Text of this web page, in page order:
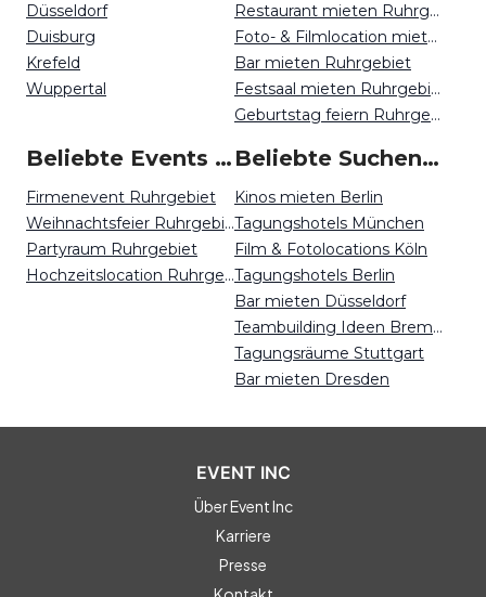
Düsseldorf
Duisburg
Krefeld
Wuppertal
Restaurant mieten Ruhrgebiet
Foto- & Filmlocation mieten Ruhrgebiet
Bar mieten Ruhrgebiet
Festsaal mieten Ruhrgebiet
Geburtstag feiern Ruhrgebiet
Beliebte Events in Ruhrgebiet
Firmenevent Ruhrgebiet
Weihnachtsfeier Ruhrgebiet
Partyraum Ruhrgebiet
Hochzeitslocation Ruhrgebiet
Beliebte Suchen auf Event Inc
Kinos mieten Berlin
Tagungshotels München
Film & Fotolocations Köln
Tagungshotels Berlin
Bar mieten Düsseldorf
Teambuilding Ideen Bremen
Tagungsräume Stuttgart
Bar mieten Dresden
EVENT INC
Über Event Inc
Karriere
Presse